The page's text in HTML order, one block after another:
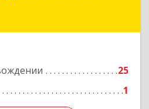
25
1
обл, Алапаевск г,